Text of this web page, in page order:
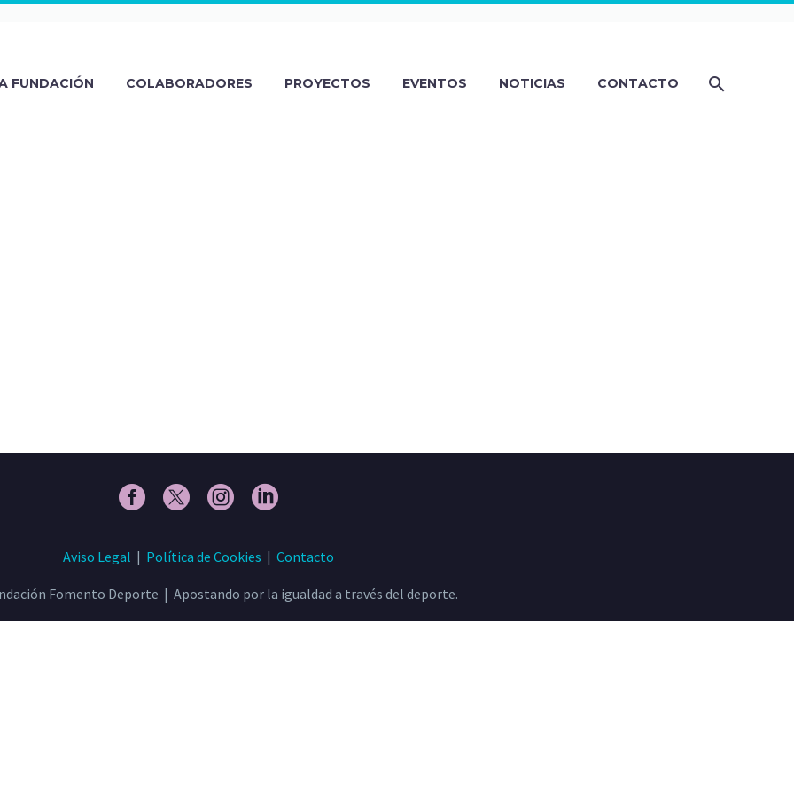
FUNDACIÓN COLABORADORES PROYECTOS EVENTOS NOTICIAS CONTACTO
Aviso Legal | Política de Cookies | Contacto
Fomento Deporte | Apostando por la igualdad a través del deporte.